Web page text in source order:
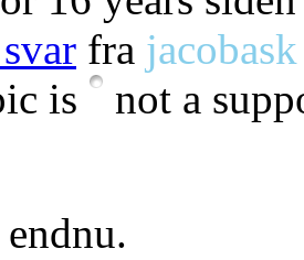
fra jacobask
is
not a
endnu.